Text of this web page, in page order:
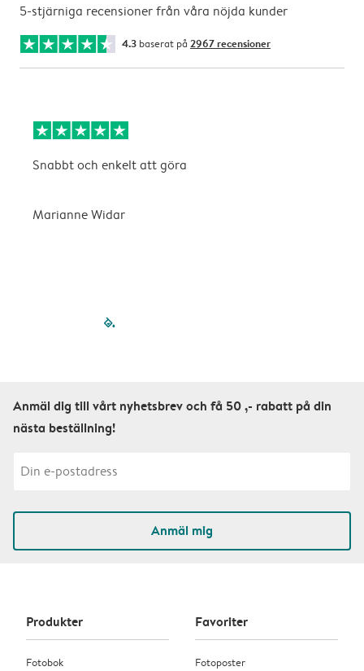
5-stjärniga recensioner från våra nöjda kunder
4.3 baserat på 2967 recensioner
Snabbt och enkelt att göra
Marianne Widar
filled-pagination
Anmäl dig till vårt nyhetsbrev och få 50 ,- rabatt på din
nästa beställning!
Anmäl mig
Produkter
Fotobok
Favoriter
Fotoposter